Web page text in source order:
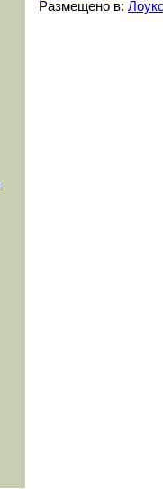
Размещено в: